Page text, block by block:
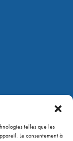
telles que les
Le consentement à